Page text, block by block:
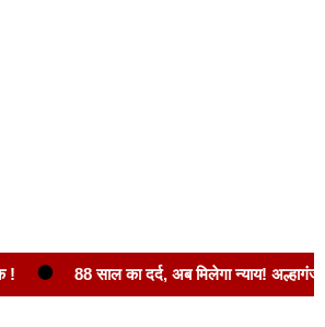
88 साल का दर्द, अब मिलेगा न्याय! अल्हागंज